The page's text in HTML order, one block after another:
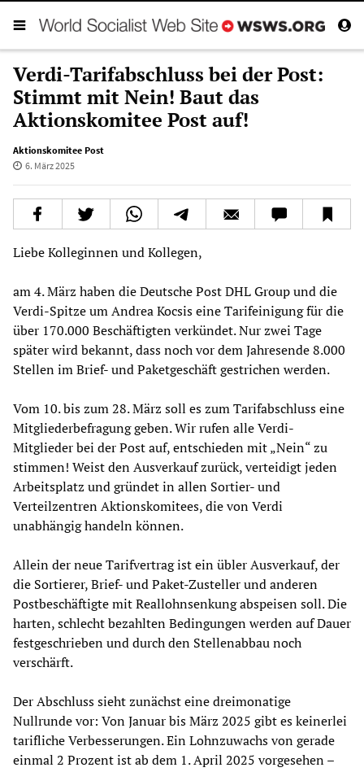
Verdi-Tarifabschluss bei der Post:
Stimmt mit Nein! Baut das
Aktionskomitee Post auf!
Aktionskomitee Post
6. März 2025
Liebe Kolleginnen und Kollegen,
am 4. März haben die Deutsche Post DHL Group und die
Verdi-Spitze um Andrea Kocsis eine Tarifeinigung für die
über 170.000 Beschäftigten verkündet. Nur zwei Tage
später wird bekannt, dass noch vor dem Jahresende 8.000
Stellen im Brief- und Paketgeschäft gestrichen werden.
Vom 10. bis zum 28. März soll es zum Tarifabschluss eine
Mitgliederbefragung geben. Wir rufen alle Verdi-
Mitglieder bei der Post auf, entschieden mit „Nein“ zu
stimmen! Weist den Ausverkauf zurück, verteidigt jeden
Arbeitsplatz und gründet in allen Sortier- und
Verteilzentren Aktionskomitees, die von Verdi
unabhängig handeln können.
Allein der neue Tarifvertrag ist ein übler Ausverkauf, der
die Sortierer, Brief- und Paket-Zusteller und anderen
Postbeschäftigte mit Reallohnsenkung abspeisen soll. Die
harten, schlecht bezahlten Bedingungen werden auf Dauer
festgeschrieben und durch den Stellenabbau noch
verschärft.
Der Abschluss sieht zunächst eine dreimonatige
Nullrunde vor: Von Januar bis März 2025 gibt es keinerlei
tarifliche Verbesserungen. Ein Lohnzuwachs von gerade
einmal 2 Prozent ist ab dem 1. April 2025 vorgesehen –